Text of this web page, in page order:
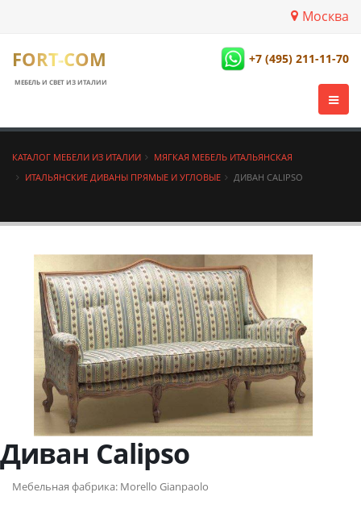
Москва
FORT-COM
МЕБЕЛЬ И СВЕТ ИЗ ИТАЛИИ
+7 (495) 211-11-70
КАТАЛОГ МЕБЕЛИ ИЗ ИТАЛИИ
МЯГКАЯ МЕБЕЛЬ ИТАЛЬЯНСКАЯ
ИТАЛЬЯНСКИЕ ДИВАНЫ ПРЯМЫЕ И УГЛОВЫЕ
ДИВАН CALIPSO
Диван Calipso
Мебельная фабрика: Morello Gianpaolo